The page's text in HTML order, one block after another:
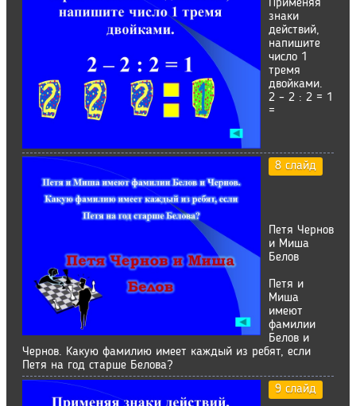
Применяя
знаки
действий,
напишите
число 1
тремя
двойками.
2 – 2 : 2 = 1
=
8 слайд
Петя Чернов
и Миша
Белов
Петя и
Миша
имеют
фамилии
Белов и
Чернов. Какую фамилию имеет каждый из ребят, если
Петя на год старше Белова?
9 слайд